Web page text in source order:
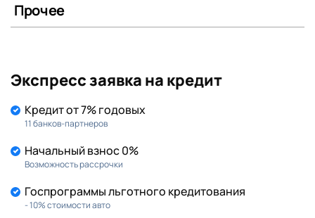
Прочее
Экспресс заявка на кредит
Кредит от 7% годовых
11 банков-партнеров
Начальный взнос 0%
Возможность рассрочки
Госпрограммы льготного кредитования
- 10% стоимости авто